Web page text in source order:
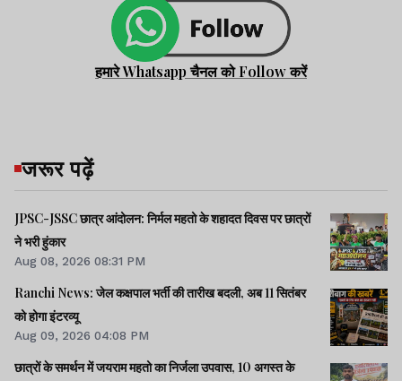
हमारे Whatsapp चैनल को Follow करें
जरूर पढ़ें
JPSC-JSSC छात्र आंदोलन: निर्मल महतो के शहादत दिवस पर छात्रों
ने भरी हुंकार
Aug 08, 2026 08:31 PM
Ranchi News: जेल कक्षपाल भर्ती की तारीख बदली, अब 11 सितंबर
को होगा इंटरव्यू
Aug 09, 2026 04:08 PM
छात्रों के समर्थन में जयराम महतो का निर्जला उपवास, 10 अगस्त के